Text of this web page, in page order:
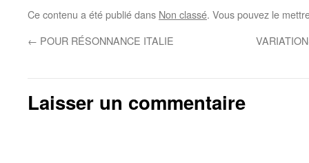
Ce contenu a été publié dans Non classé. Vous pouvez le
← POUR RÉSONNANCE ITALIE
Laisser un commentaire